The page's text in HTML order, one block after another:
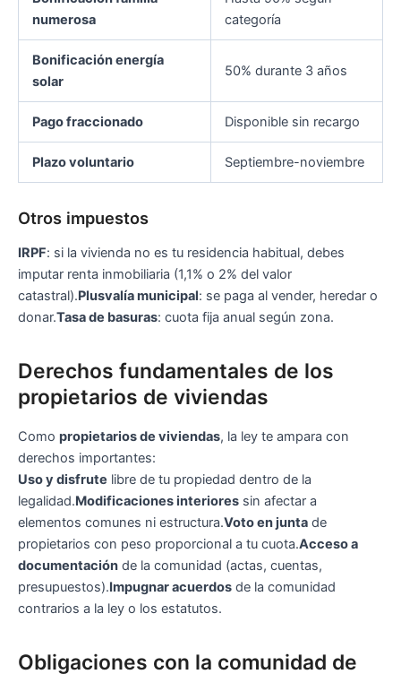
numerosa
categoría
Bonificación energía
solar
50% durante 3 años
Pago fraccionado Disponible sin recargo
Plazo voluntario Septiembre-noviembre
Otros impuestos
IRPF: si la vivienda no es tu residencia habitual, debes
imputar renta inmobiliaria (1,1% o 2% del valor
catastral).Plusvalía municipal: se paga al vender, heredar o
donar.Tasa de basuras: cuota fija anual según zona.
Derechos fundamentales de los
propietarios de viviendas
Como propietarios de viviendas, la ley te ampara con
derechos importantes:
Uso y disfrute libre de tu propiedad dentro de la
legalidad.Modificaciones interiores sin afectar a
elementos comunes ni estructura.Voto en junta de
propietarios con peso proporcional a tu cuota.Acceso a
documentación de la comunidad (actas, cuentas,
presupuestos).Impugnar acuerdos de la comunidad
contrarios a la ley o los estatutos.
Obligaciones con la comunidad de